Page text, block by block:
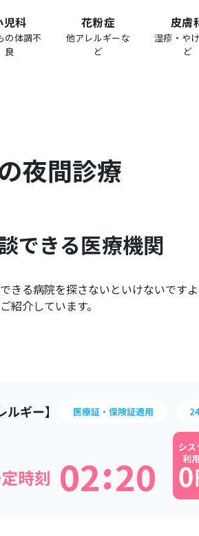
児科
の体調不
良
花粉症
他アレルギーな
ど
皮膚
湿疹・や
ど
夜間診療
できる医療機関
きる病院を探さないといけないです
紹介しています。
02 20
: